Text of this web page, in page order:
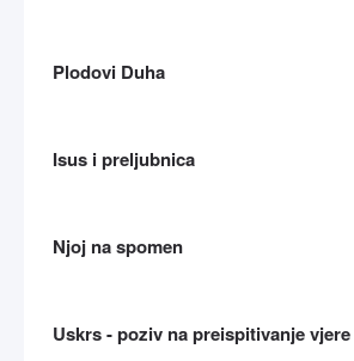
Plodovi Duha
Isus i preljubnica
Njoj na spomen
Uskrs - poziv na preispitivanje vjere